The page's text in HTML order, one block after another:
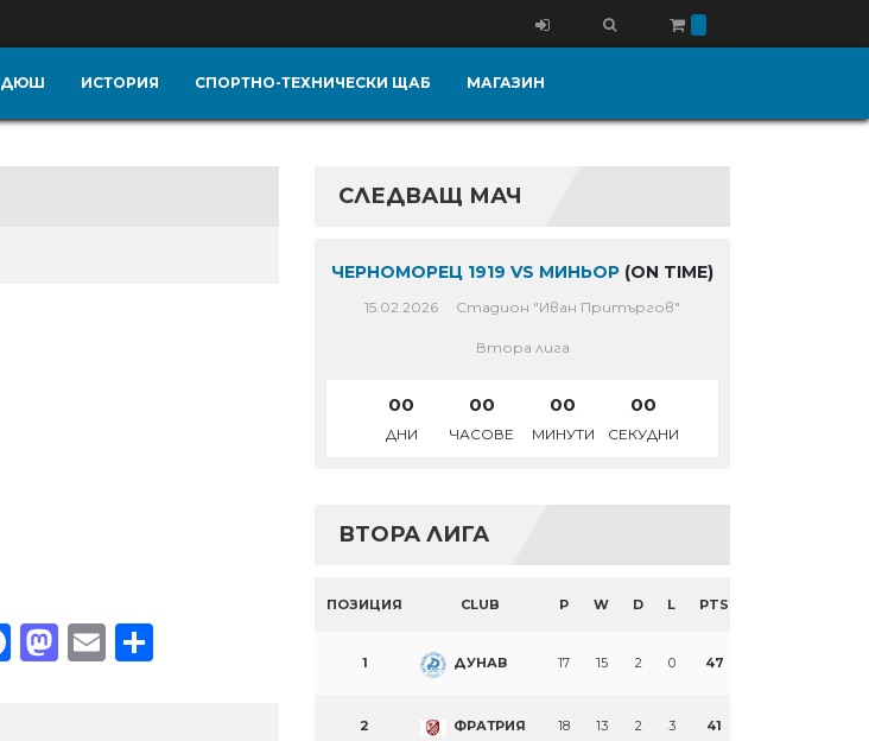
ДЮШ ИСТОРИЯ СПОРТНО-ТЕХНИЧЕСКИ ЩАБ МАГАЗИН
Facebook
Mastodon
EmailShare
СЛЕДВАЩ МАЧ
ЧЕРНОМОРЕЦ 1919 VS МИНЬОР (ON TIME)
15.02.2026 Стадион "Иван Притъргов"
Втора лига
00
ДНИ
00
ЧАСОВЕ
00
МИНУТИ
00
СЕКУДНИ
ВТОРА ЛИГА
ПОЗИЦИЯ CLUB P W D L PTS
1 ДУНАВ 17 15 2 0 47
2 ФРАТРИЯ 18 13 2 3 41